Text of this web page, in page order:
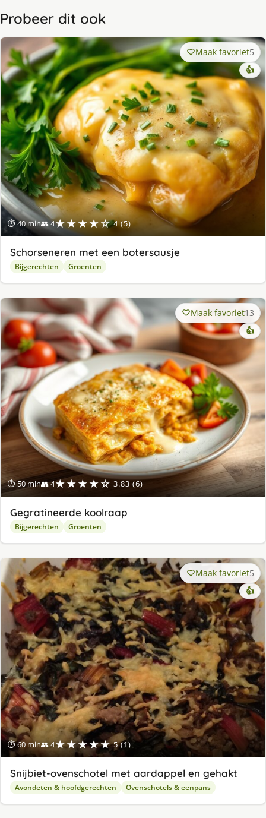
Probeer dit ook
⏱ 40 min👥 4★★★★☆ 4 (5)
Maak favoriet5
👍
Schorseneren met een botersausje
Bijgerechten Groenten
⏱ 50 min👥 4★★★★☆ 3.83 (6)
Maak favoriet13
👍
Gegratineerde koolraap
Bijgerechten Groenten
⏱ 60 min👥 4★★★★★ 5 (1)
Maak favoriet5
👍
Snijbiet-ovenschotel met aardappel en gehakt
Avondeten & hoofdgerechten Ovenschotels & eenpans